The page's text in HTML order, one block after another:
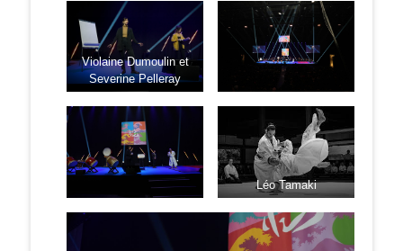
Violaine Dumoulin et
Severine Pelleray
Léo Tamaki